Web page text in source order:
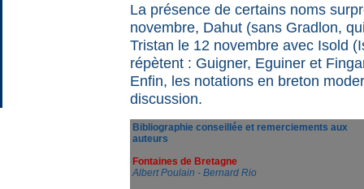
La présence de certains noms
novembre, Dahut (sans Gradlon,
Tristan le 12 novembre avec Isold
répètent : Guigner, Eguiner et
Enfin, les notations en breton
discussion.
Bibliographie conseillée et remerciements aux
auteurs
Fontaines de Bretagne
Albert Poulain - Bernard Rio